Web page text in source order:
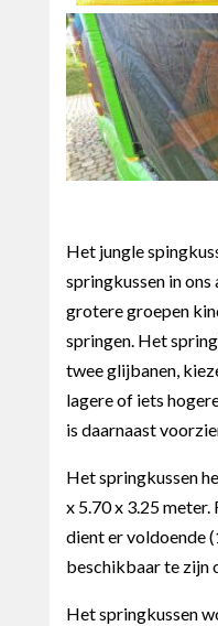
Het jungle
springkussen in
grotere groepen
springen. Het
twee glijbanen,
lagere of iets
is daarnaast
Het springkussen
x 5.70 x 3.25
dient er voldoende
beschikbaar te zijn
Het springkussen